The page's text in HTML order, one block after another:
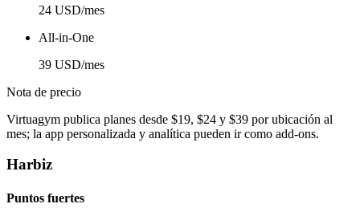
24 USD/mes
All-in-One
39 USD/mes
Nota de precio
Virtuagym publica planes desde $19, $24 y $39 por ubicación al
mes; la app personalizada y analítica pueden ir como add-ons.
Harbiz
Puntos fuertes